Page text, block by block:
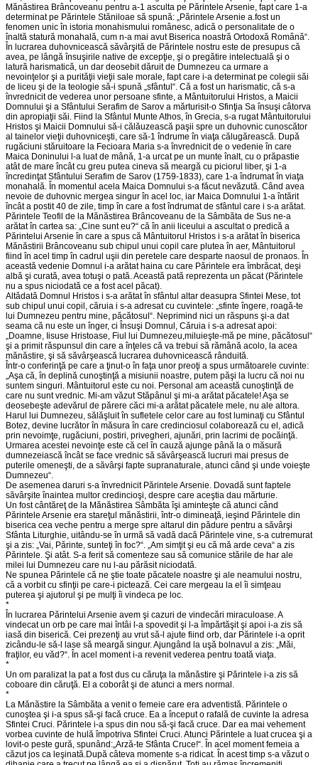
Mănăstirea Brâncoveanu pentru a-1 asculta pe Părintele Arsenie, fapt care 1-a
determinat pe Părintele Stăniloae să spună: „Părintele Arsenie a.fost un
fenomen unic în istoria monahismului românesc, adică o personalitate de o
înaltă statură monahală, cum n-a mai avut Biserica noastră Ortodoxă Română“.
În lucrarea duhovnicească săvârşită de Părintele nostru este de presupus că
avea, pe lângă însuşirile native de excepţie, şi o pregătire intelectuală şi o
latură harismatică, un dar deosebit dăruit de Dumnezeu ca urmare a
nevoinţelor şi a purităţii vieţii sale morale, fapt care i-a determinat pe colegii săi
de liceu şi de la teologie să-i spună „sfântul“. Că a fost un harismatic, că s-a
învrednicit de vederea unor persoane sfinte, a Mântuitorului Hristos, a Maicii
Domnului şi a Sfântului Serafim de Sarov a mărturisit-o Sfinţia Sa însuşi câtorva
din apropiaţii săi. Fiind la Sfântul Munte Athos, în Grecia, s-a rugat Mântuitorului
Hristos şi Maicii Domnului să-i călăuzească paşii spre un duhovnic cunoscător
al tainelor vieţii duhovniceşti, care să-1 îndrume în viaţa călugărească. După
rugăciuni stăruitoare la Fecioara Maria s-a învrednicit de o vedenie în care
Maica Doninului l-a luat de mână, 1-a urcat pe un munte înalt, cu o prăpastie
atât de mare încât cu greu putea cineva să meargă cu piciorul liber, şi 1-a
încredinţat Sfântului Serafim de Sarov (1759-1833), care 1-a îndrumat în viaţa
monahală. În momentul acela Maica Domnului s-a făcut nevăzută. Când avea
nevoie de duhovnic mergea singur în acel loc, iar Maica Domnului 1-a întărit
încât a postit 40 de zile, timp în care a fost îndrumat de sfântul care i s-a arătat.
Părintele Teofil de la Mănăstirea Brâncoveanu de la Sâmbăta de Sus ne-a
arătat în cartea sa: „Cine sunt eu?“ că în anii liceului a ascultat o predică a
Părintelui Arsenie în care a spus că Mântuitorul Hristos i s-a arătat în biserica
Mănăstirii Brâncoveanu sub chipul unui copil care plutea în aer, Mântuitorul
fiind în acel timp în cadrul uşii din peretele care desparte naosul de pronaos. În
această vedenie Domnul i-a arătat haina cu care Părintele era îmbrăcat, deşi
albă şi curată, avea totuşi o pată. Această pată reprezenta un păcat (Părintele
nu a spus niciodată ce a fost acel păcat).
Altădată Domnul Hristos i s-a arătat în sfântul altar deasupra Sfintei Mese, tot
sub chipul unui copil, căruia i s-a adresat cu cuvintele: „sfinte îngere, roagă-te
lui Dumnezeu pentru mine, păcătosul“. Neprimind nici un răspuns şi-a dat
seama că nu este un înger, ci Însuşi Domnul, Căruia i s-a adresat apoi:
„Doamne, Iisuse Hristoase, Fiul lui Dumnezeu,miluieşte-mă pe mine, păcătosul“
şi a primit răspunsul din care a înţeles că va trebui să rămână acolo, la acea
mănăstire, şi să săvârşească lucrarea duhovnicească rânduită.
Într-o conferinţă pe care a ţinut-o în faţa unor preoţi a spus următoarele cuvinte:
„Aşa că, în deplină cunoştinţă a misiunii noastre, putem păşi la lucru că noi nu
suntem singuri. Mântuitorul este cu noi. Personal am această cunoştinţă de
care nu sunt vrednic. Mi-am văzut Stăpânul şi mi-a arătat păcatele! Aşa se
deosebeşte adevărul de părere căci mi-a arătat păcatele mele, nu ale altora.
Harul lui Dumnezeu, sălăşluit în sufletele celor care au fost luminaţi cu Sfântul
Botez, devine lucrător în măsura în care credinciosul colaborează cu el, adică
prin nevoimţe, rugăciuni, postiri, privegheri, ajunări, prin lacrimi de pocăinţă.
Urmarea acestei nevoinţe este că cel în cauză ajunge până la o măsură
dumnezeiască încât se face vrednic să săvârşească lucruri mai presus de
puterile omeneşti, de a săvârşi fapte supranaturale, atunci când şi unde voieşte
Dumnezeu“.
De asemenea daruri s-a învrednicit Părintele Arsenie. Dovadă sunt faptele
săvârşite înaintea multor credincioşi, despre care aceştia dau mărturie.
Un fost cântăreţ de la Mănăstirea Sâmbăta îşi aminteşte că atunci când
Părintele Arsenie era stareţul mănăstirii, într-o dimineaţă, ieşind Părintele din
biserica cea veche pentru a merge spre altarul din pădure pentru a săvârşi
Sfânta Liturghie, uitându-se în urmă să vadă dacă Părintele vine, s-a cutremurat
şi a zis: „Vai, Părinte, sunteţi în foc?“. „Am simţit şi eu că mă arde ceva“ a zis
Părintele. Şi atât. S-a ferit să comenteze sau să comunice stările de har ale
milei lui Dumnezeu care nu l-au părăsit niciodată.
Ne spunea Părintele că ne ştie toate păcatele noastre şi ale neamului nostru,
că a vorbit cu sfinţii pe care-i pictează. Cei care mergeau la el îi simţeau
puterea şi ajutorul şi pe mulţi îi vindeca pe loc.
*
În lucrarea Părintelui Arsenie avem şi cazuri de vindecări miraculoase. A
vindecat un orb pe care mai întâi l-a spovedit şi l-a împărtăşit şi apoi i-a zis să
iasă din biserică. Cei prezenţi au vrut să-l ajute fiind orb, dar Părintele i-a oprit
zicându-le să-l lase să meargă singur. Ajungând la uşă bolnavul a zis: „Măi,
fraţilor, eu văd?“. În acel moment i-a revenit vederea pentru toată viaţa.
*
Un om paralizat la pat a fost dus cu căruţa la mănăstire şi Părintele i-a zis să
coboare din căruţă. El a coborât şi de atunci a mers normal.
*
La Mănăstire la Sâmbăta a venit o femeie care era adventistă. Părintele o
cunoştea şi i-a spus să-şi facă cruce. Ea a început o rafală de cuvinte la adresa
Sfintei Cruci. Părintele i-a spus din nou să-şi facă cruce. Dar ea mai vehement
vorbea cuvinte de hulă împotriva Sfintei Cruci. Atunci Părintele a luat crucea şi a
lovit-o peste gură, spunând:„Arză-te Sfânta Cruce!“. În acel moment femeia a
căzut jos ca leşinată.După câteva momente s-a ridicat. În acest timp s-a văzut o